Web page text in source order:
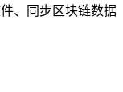
、同步区块链数据